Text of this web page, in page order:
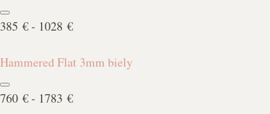
385 € - 1028 €
Hammered Flat 3mm biely
760 € - 1783 €